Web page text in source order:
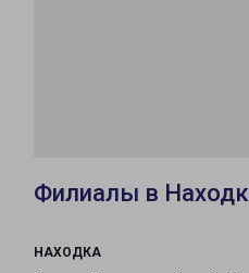
Филиалы в
НАХОДКА